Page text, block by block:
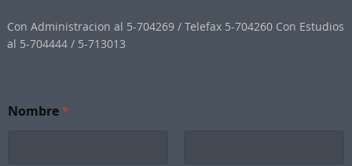
Con Administracion al 5-704269 / Telefax 5-704260 Con Estudios
al 5-704444 / 5-713013
N
Nombre*